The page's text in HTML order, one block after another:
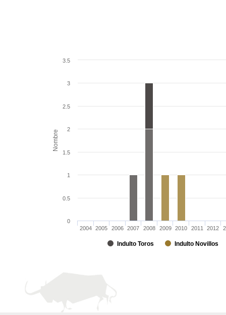
Nombre
Indulto Toros Indulto Novillos
2004 2005 2006 2007 2008 2009 2010 2011 2012
0
0.5
1
1.5
2
2.5
3
3.5